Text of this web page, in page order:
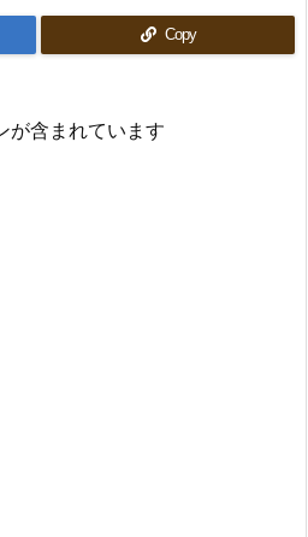
Copy
が含まれています